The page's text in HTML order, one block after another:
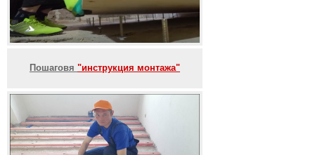
Пошаговя "инструкция монтажа"